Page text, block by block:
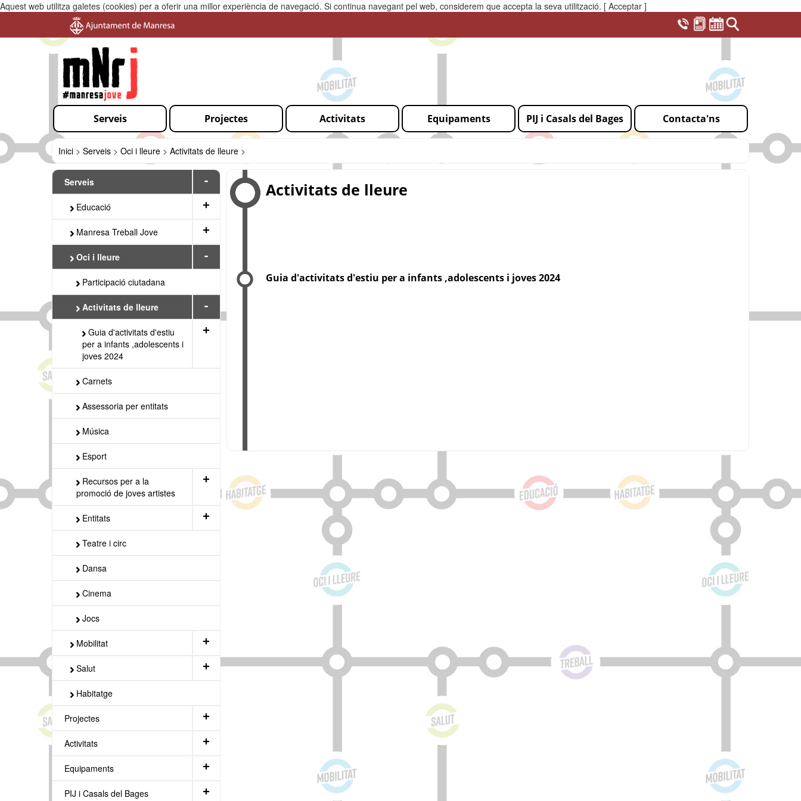
Aquest web utilitza galetes (cookies) per a oferir una millor experiència de navegació. Si continua navegant pel web, considerem que accepta la seva utilització. [ Acceptar ]
Serveis Projectes Activitats Equipaments PIJ i Casals del Bages Contacta'ns
Inici > Serveis > Oci i lleure > Activitats de lleure >
Serveis -
Educació +
Manresa Treball Jove +
Oci i lleure -
Participació ciutadana
Activitats de lleure -
Guia d'activitats d'estiu
per a infants ,adolescents i
joves 2024
+
Carnets
Assessoria per entitats
Música
Esport
Recursos per a la
promoció de joves artistes
+
Entitats +
Teatre i circ
Dansa
Cinema
Jocs
Mobilitat +
Salut +
Habitatge
Projectes +
Activitats +
Equipaments +
PIJ i Casals del Bages +
Activitats de lleure
Guia d'activitats d'estiu per a infants ,adolescents i joves 2024